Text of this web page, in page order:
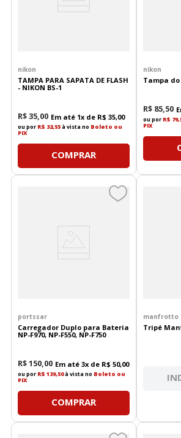
nikon
TAMPA PARA SAPATA DE FLASH
- NIKON BS-1
R$35 00 Em até 1x de R$ 35,00
ou por R$ 32,55à vista no Boleto ou
PIX
COMPRAR
nikon
Tampa do
R$ 85 50
ou por R$
PIX
portssar
Carregador Duplo para Bateria
NP-F970, NP-F550, NP-F750
R$150 00 Em até 3x de R$ 50,00
ou por R$ 139,50à vista no Boleto ou
PIX
COMPRAR
manfrotto
Tripé